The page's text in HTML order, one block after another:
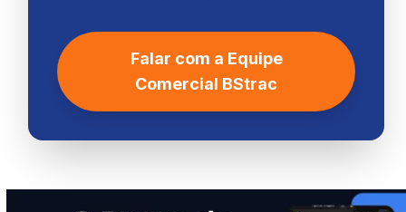
Falar com a Equipe
Comercial BStrac